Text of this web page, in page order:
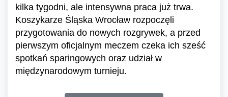
kilka tygodni, ale intensywna praca już trwa.
Koszykarze Śląska Wrocław rozpoczęli
przygotowania do nowych rozgrywek, a przed
pierwszym oficjalnym meczem czeka ich sześć
spotkań sparingowych oraz udział w
międzynarodowym turnieju.